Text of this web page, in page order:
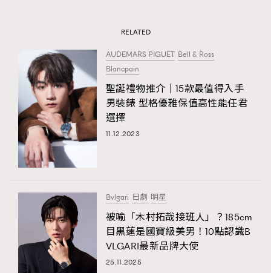
RELATED
AUDEMARS PIGUET Bell & Ross
Blancpain
聖誕禮物推介│15款最值得入手
男裝錶 型格優雅保值高性能任君
選擇
11.12.2023
Bvlgari 日劇 明星
被喻「木村拓哉接班人」？185cm
目黑蓮是國寶級美男！10點認識B
VLGARI最新品牌大使
25.11.2025